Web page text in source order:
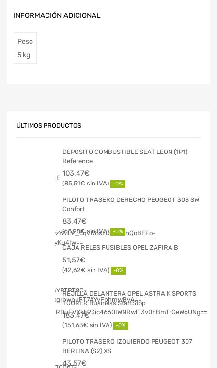
INFORMACIÓN ADICIONAL
Peso
5 kg
ÚLTIMOS PRODUCTOS
DEPOSITO COMBUSTIBLE SEAT LEON (1P1)
Reference
103,47€
85,51€ -0%
PILOTO TRASERO DERECHO PEUGEOT 308 SW
Confort
83,47€
68,98€ -0%
CAJA RELES FUSIBLES OPEL ZAFIRA B
51,57€
42,62€ -0%
REJILLA DELANTERA OPEL ASTRA K SPORTS
TOURER Business StartStop
183,47€
151,63€ -0%
PILOTO TRASERO IZQUIERDO PEUGEOT 307
BERLINA (S2) XS
43,57€